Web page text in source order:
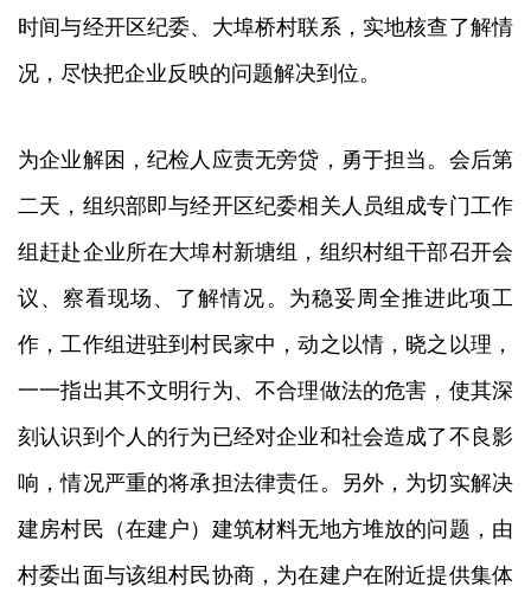
时间与经开区纪委、大埠桥村联系，实地核查了解情
况，尽快把企业反映的问题解决到位。
为企业解困，纪检人应责无旁贷，勇于担当。会后第
二天，组织部即与经开区纪委相关人员组成专门工作
组赶赴企业所在大埠村新塘组，组织村组干部召开会
议、察看现场、了解情况。为稳妥周全推进此项工
作，工作组进驻到村民家中，动之以情，晓之以理，
一一指出其不文明行为、不合理做法的危害，使其深
刻认识到个人的行为已经对企业和社会造成了不良影
响，情况严重的将承担法律责任。另外，为切实解决
建房村民（在建户）建筑材料无地方堆放的问题，由
村委出面与该组村民协商，为在建户在附近提供集体